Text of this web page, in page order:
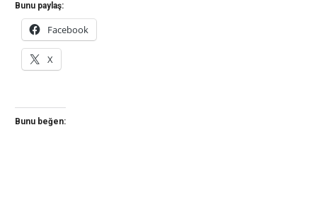
Bunu paylaş:
Facebook
X
Bunu beğen: